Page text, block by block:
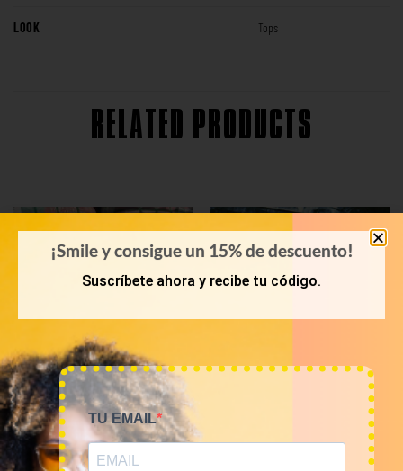
LOOK Tops
RELATED PRODUCTS
PRIMAVERA-VERANO
Bala 45kg sudaderas USA
KILOS
¡Smile y consigue un 15% de descuento!
Suscríbete ahora y recibe tu código.
TU EMAIL